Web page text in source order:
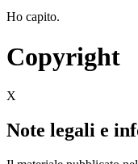
Ho capito.
Copyright
X
Note legali e